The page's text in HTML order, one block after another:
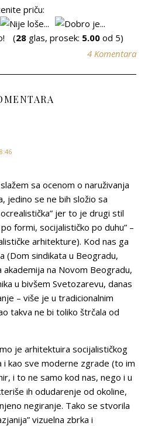
priču:
(28glas, prosek: 5.00od 5)
4 Komentara
sa ocenom o naruživanja
jedino se ne bih složio sa
jer to je drugi stil
po formi, socijalističko po duhu” –
arhitekture). Kod nas ga
(Dom sindikata u Beogradu,
akademija na Novom Beogradu,
u bivšem Svetozarevu, danas
– više je u tradicionalnim
takva ne bi toliko štrčala od
je arhitektuira socijalističkog
i kao sve moderne zgrade (to im
i to ne samo kod nas, nego i u
ih odudarenje od okoline,
negiranje. Tako se stvorila
vizuelna zbrka i